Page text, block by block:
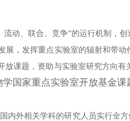
流动、联合、竞争”的运行机制，
展，发挥重点实验室的辐射和带
放课题，资助与实验室研究方向
学国家重点实验室开放基金
内外相关学科的研究人员实行全